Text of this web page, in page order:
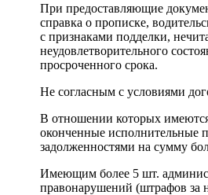
При предоставляющие
справка о прописке,
с признаками подделки,
неудовлетворительного
просроченного срока.
Не согласным с условиями
В отношении которых
оконченные исполнительные
задолженностями на сумму
Имеющим более 5 шт.
правонарушений (штрафов